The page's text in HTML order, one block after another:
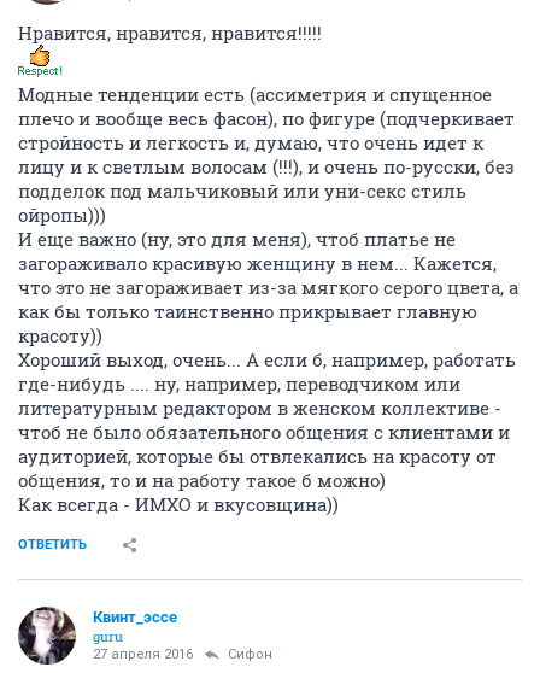
Нравится, нравится, нравится!!!!!
Модные тенденции есть (ассиметрия и спущенное
плечо и вообще весь фасон), по фигуре (подчеркивает
стройность и легкость и, думаю, что очень идет к
лицу и к светлым волосам (!!!), и очень по-русски, без
подделок под мальчиковый или уни-секс стиль
ойропы)))
И еще важно (ну, это для меня), чтоб платье не
загораживало красивую женщину в нем... Кажется,
что это не загораживает из-за мягкого серого цвета, а
как бы только таинственно прикрывает главную
красоту))
Хороший выход, очень... А если б, например, работать
где-нибудь .... ну, например, переводчиком или
литературным редактором в женском коллективе -
чтоб не было обязательного общения с клиентами и
аудиторией, которые бы отвлекались на красоту от
общения, то и на работу такое б можно)
Как всегда - ИМХО и вкусовщина))
ОТВЕТИТЬ
Квинт_эссе
guru
27 апреля 2016 Сифон